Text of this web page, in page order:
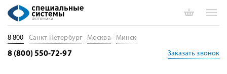
8 800 Санкт-Петербург Москва Минск
8 (800) 550-72-97 Заказать звонок